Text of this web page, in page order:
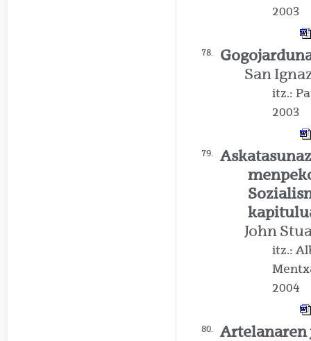
2003
78.
San
itz.:
2003
79.
John
itz.:
2004
80.
Artelanaren